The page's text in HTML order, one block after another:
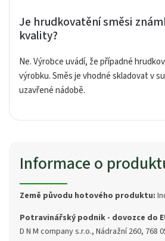
Je hrudkovatění směsi
kvality?
Ne. Výrobce uvádí, že případné
výrobku. Směs je vhodné skladovat v
uzavřené nádobě.
Informace o
Země původu hotového produktu:
Potravinářský podnik - dovozce do
D N M company s.r.o., Nádražní 260, 768